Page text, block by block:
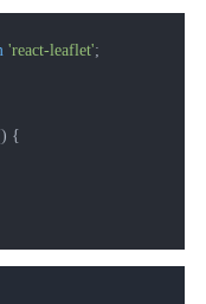
'react-leaflet'
) {